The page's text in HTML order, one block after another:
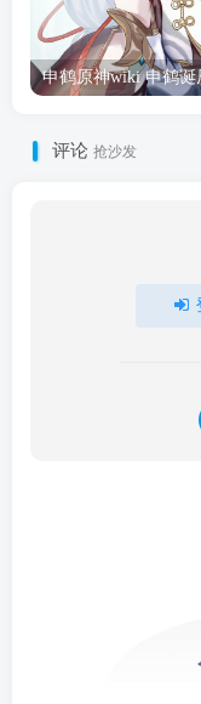
申鹤原神wiki 申鹤诞
评论 抢沙发